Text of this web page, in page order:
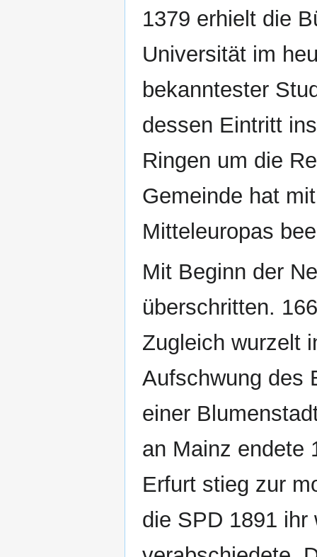
1379 erhielt die
Universität im
bekanntester
dessen Eintritt
Ringen um die
Gemeinde hat
Mitteleuropas
Mit Beginn der
überschritten.
Zugleich wurzelt
Aufschwung des
einer
an Mainz endete
Erfurt stieg zur
die SPD 1891 ihr